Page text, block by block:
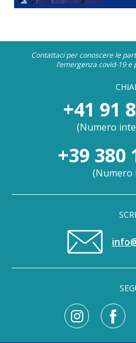
+41 91
(Numero
+39 380
(Numero
Contattaci per conoscere le
l’emergenza covid-19